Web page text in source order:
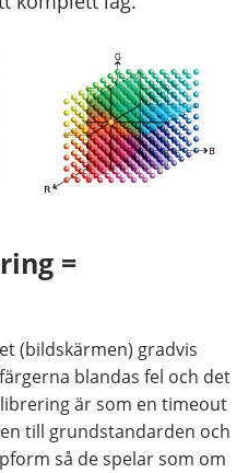
=
(bildskärmen) gradvis
blandas fel och det
är som en timeout
till grundstandarden och
så de spelar som om